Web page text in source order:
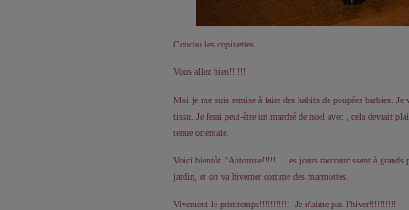
Coucou les copinettes
Vous allez bien!!!!!!
Moi je me suis remise à faire des habits de poupées barbies. Je
tissu. Je ferai peut-être un marché de noel avec , cela devrait
tenue orientale.
Voici bientôt l'Automne!!!!! les jours raccourcissent à grands
jardin, et on va hiverner comme des marmottes.
Vivement le primtemps!!!!!!!!!!! Je n'aime pas l'hiver!!!!!!!!!!